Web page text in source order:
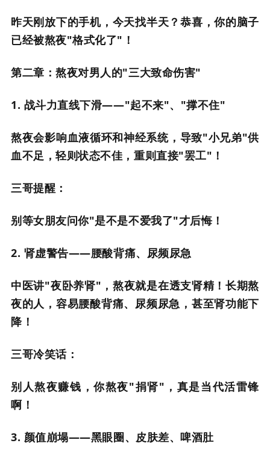
昨天刚放下的手机，今天找半天？恭喜，你的脑子
已经被熬夜"格式化了"！
第二章：熬夜对男人的"三大致命伤害"
1. 战斗力直线下滑——"起不来"、"撑不住"
熬夜会影响血液循环和神经系统，导致"小兄弟"供
血不足，轻则状态不佳，重则直接"罢工"！
三哥提醒：
别等女朋友问你"是不是不爱我了"才后悔！
2. 肾虚警告——腰酸背痛、尿频尿急
中医讲"夜卧养肾"，熬夜就是在透支肾精！长期熬
夜的人，容易腰酸背痛、尿频尿急，甚至肾功能下
降！
三哥冷笑话：
别人熬夜赚钱，你熬夜"捐肾"，真是当代活雷锋
啊！
3. 颜值崩塌——黑眼圈、皮肤差、啤酒肚